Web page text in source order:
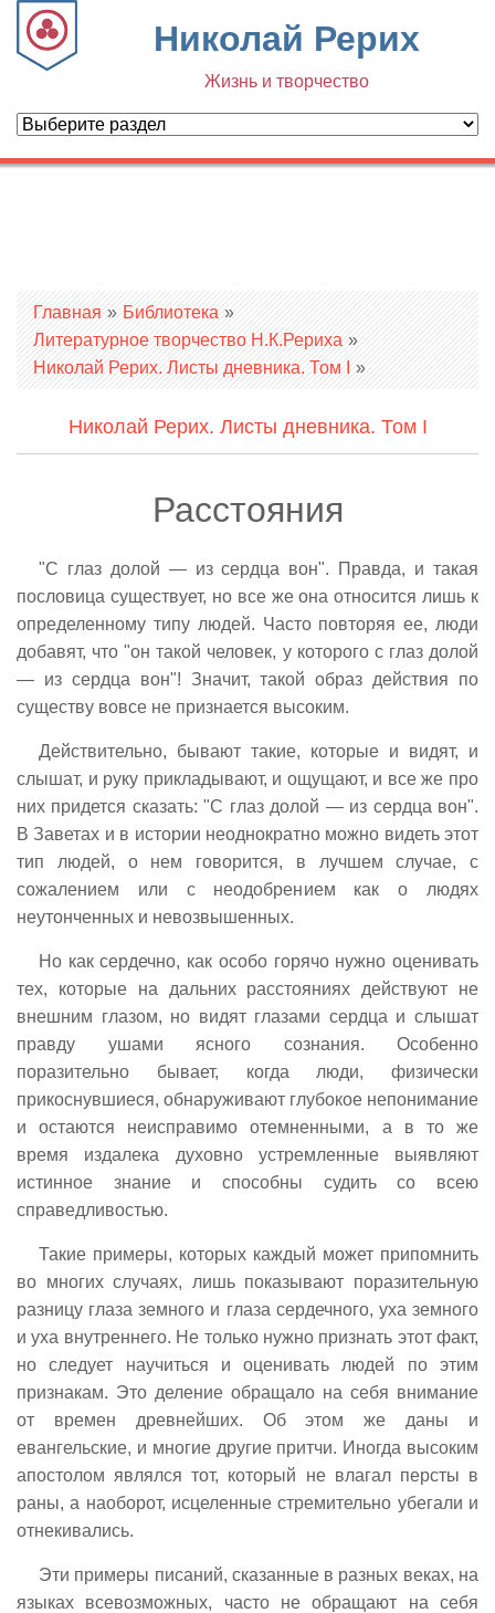
Николай Рерих
Жизнь и творчество
Вы здесь
Главная » Библиотека »
Литературное творчество Н.К.Рериха »
Николай Рерих. Листы дневника. Том I »
Николай Рерих. Листы дневника. Том I
Расстояния
"С глаз долой — из сердца вон". Правда, и такая
пословица существует, но все же она относится лишь к
определенному типу людей. Часто повторяя ее, люди
добавят, что "он такой человек, у которого с глаз долой
— из сердца вон"! Значит, такой образ действия по
существу вовсе не признается высоким.
Действительно, бывают такие, которые и видят, и
слышат, и руку прикладывают, и ощущают, и все же про
них придется сказать: "С глаз долой — из сердца вон".
В Заветах и в истории неоднократно можно видеть этот
тип людей, о нем говорится, в лучшем случае, с
сожалением или с неодобрением как о людях
неутонченных и невозвышенных.
Но как сердечно, как особо горячо нужно оценивать
тех, которые на дальних расстояниях действуют не
внешним глазом, но видят глазами сердца и слышат
правду ушами ясного сознания. Особенно
поразительно бывает, когда люди, физически
прикоснувшиеся, обнаруживают глубокое непонимание
и остаются неисправимо отемненными, а в то же
время издалека духовно устремленные выявляют
истинное знание и способны судить со всею
справедливостью.
Такие примеры, которых каждый может припомнить
во многих случаях, лишь показывают поразительную
разницу глаза земного и глаза сердечного, уха земного
и уха внутреннего. Не только нужно признать этот факт,
но следует научиться и оценивать людей по этим
признакам. Это деление обращало на себя внимание
от времен древнейших. Об этом же даны и
евангельские, и многие другие притчи. Иногда высоким
апостолом являлся тот, который не влагал персты в
раны, а наоборот, исцеленные стремительно убегали и
отнекивались.
Эти примеры писаний, сказанные в разных веках, на
языках всевозможных, часто не обращают на себя